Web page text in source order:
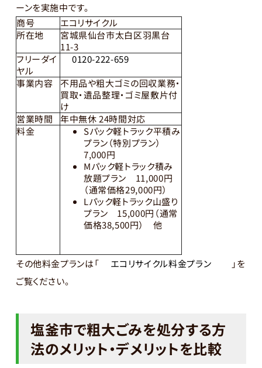
ーンを実施中です。
商号
エコリサイクル
所在地
宮城県仙台市太白区羽黒台
11-3
フリーダイ
ヤル
0120-222-659
事業内容
不用品や粗大ゴミの回収業務・
買取・遺品整理・ゴミ屋敷片付
け
営業時間
年中無休 24時間対応
料金
Sパック軽トラック平積み
プラン（特別プラン）
7,000円
Mパック軽トラック積み
放題プラン 11,000円
（通常価格29,000円）
Lパック軽トラック山盛り
プラン 15,000円（通常
価格38,500円） 他
その他料金プランは「 エコリサイクル料金プラン
」を
ご覧ください。
塩釜市で粗大ごみを処分する方
法のメリット・デメリットを比較